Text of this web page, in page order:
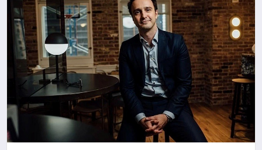
SPOR
YAŞAM